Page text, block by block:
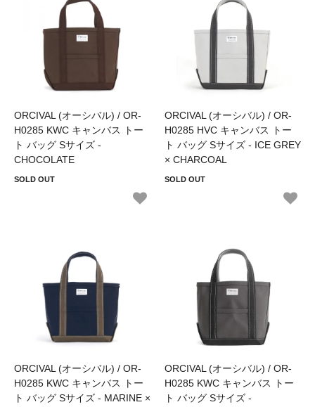
ORCIVAL (オーシバル) / OR-
H0285 KWC キャンバス トー
ト バッグ Sサイズ -
CHOCOLATE
SOLD OUT
ORCIVAL (オーシバル) / OR-
H0285 HVC キャンバス トー
ト バッグ Sサイズ - ICE GREY
× CHARCOAL
SOLD OUT
ORCIVAL (オーシバル) / OR-
H0285 KWC キャンバス トー
ト バッグ Sサイズ - MARINE ×
ORCIVAL (オーシバル) / OR-
H0285 KWC キャンバス トー
ト バッグ Sサイズ -